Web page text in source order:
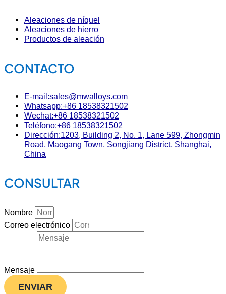
Aleaciones de níquel
Aleaciones de hierro
Productos de aleación
CONTACTO
E-mail:sales@mwalloys.com
Whatsapp:+86 18538321502
Wechat:+86 18538321502
Teléfono:+86 18538321502
Dirección:1203, Building 2, No. 1, Lane 599, Zhongmin
Road, Maogang Town, Songjiang District, Shanghai,
China
CONSULTAR
Nombre
Correo electrónico
Mensaje
ENVIAR